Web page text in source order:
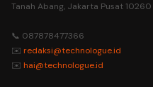
Tanah Abang, Jakarta Pusat 10260
📞 087878477366
✉️ redaksi@technologue.id
✉️ hai@technologue.id